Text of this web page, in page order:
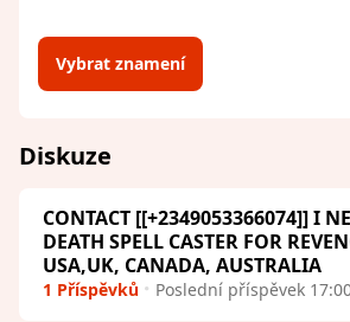
Vybrat znamení
Diskuze
CONTACT [[+2349053366074]] I
DEATH SPELL CASTER FOR
USA,UK, CANADA, AUSTRALIA
1 Příspěvků Poslední příspěvek